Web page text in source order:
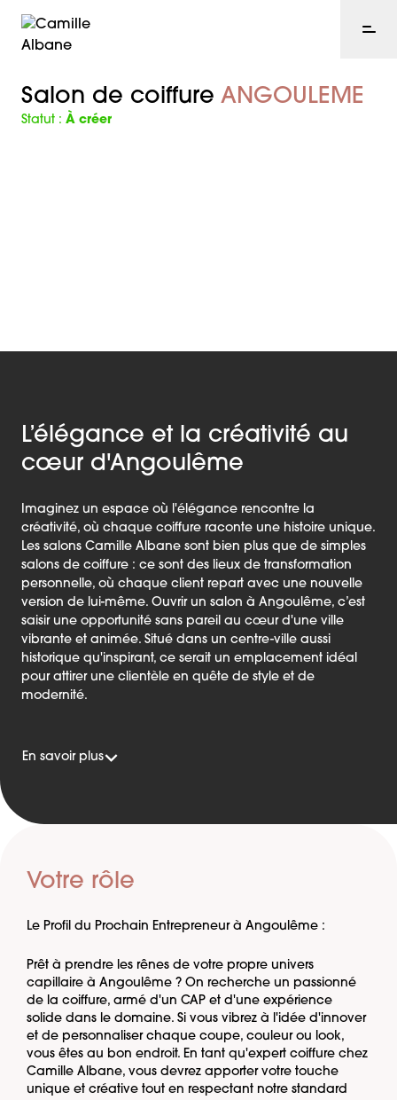
Salon de coiffure ANGOULEME
Statut : À créer
L’élégance et la créativité au
cœur d'Angoulême
Imaginez un espace où l'élégance rencontre la
créativité, où chaque coiffure raconte une histoire unique.
Les salons Camille Albane sont bien plus que de simples
salons de coiffure : ce sont des lieux de transformation
personnelle, où chaque client repart avec une nouvelle
version de lui-même. Ouvrir un salon à Angoulême, c’est
saisir une opportunité sans pareil au cœur d'une ville
vibrante et animée. Situé dans un centre-ville aussi
historique qu'inspirant, ce serait un emplacement idéal
pour attirer une clientèle en quête de style et de
modernité.
En savoir plus
Votre rôle
Le Profil du Prochain Entrepreneur à Angoulême :
Prêt à prendre les rênes de votre propre univers
capillaire à Angoulême ? On recherche un passionné
de la coiffure, armé d'un CAP et d'une expérience
solide dans le domaine. Si vous vibrez à l'idée d'innover
et de personnaliser chaque coupe, couleur ou look,
vous êtes au bon endroit. En tant qu'expert coiffure chez
Camille Albane, vous devrez apporter votre touche
unique et créative tout en respectant notre standard